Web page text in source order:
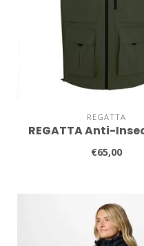
REGATTA
REGATTA Anti-
€65,00